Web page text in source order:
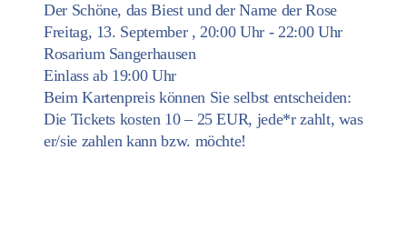
Der Schöne, das Biest und der Name der Rose
Freitag, 13. September , 20:00 Uhr - 22:00 Uhr
Rosarium Sangerhausen
Einlass ab 19:00 Uhr
Beim Kartenpreis können Sie selbst entscheiden:
Die Tickets kosten 10 – 25 EUR, jede*r zahlt, was
er/sie zahlen kann bzw. möchte!